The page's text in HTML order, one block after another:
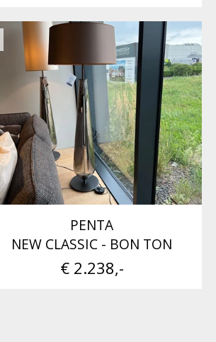
PENTA
NEW CLASSIC - BON TON
€ 2.238,-